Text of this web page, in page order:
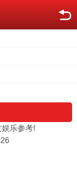
乐参考!